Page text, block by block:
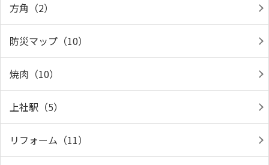
方角（2）
防災マップ（10）
焼肉（10）
上社駅（5）
リフォーム（11）